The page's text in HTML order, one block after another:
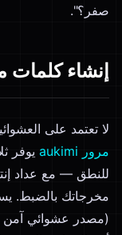
صفر؟".
إنشاء كلمات
لا تعتمد على
مرور aukimi
يوفر
للنطق — مع عداد
مخرجاتك بالضبط.
(مصدر عشوائي آمن